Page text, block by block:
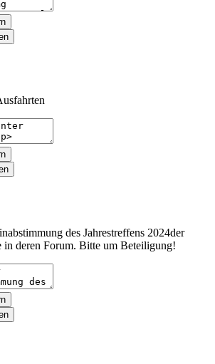
des Jahrestreffens 2024der
in deren Forum. Bitte um Beteiligung!